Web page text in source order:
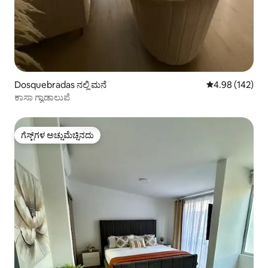
Dosquebradas ನಲ್ಲಿ ಮನೆ 5 ರಲ್ಲಿ 4.98
4.98 (142)
ಕಾಸಾ ಗ್ವಾಡಾಲುಪೆ
ಗೆಸ್ಟ್‌ಗಳ ಅಚ್ಚುಮೆಚ್ಚಿನದು
ಗೆಸ್ಟ್‌ಗಳ ಅಚ್ಚುಮೆಚ್ಚಿನದು